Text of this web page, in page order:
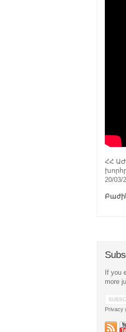
ՀՀ
20/03/
If you
more
Privacy